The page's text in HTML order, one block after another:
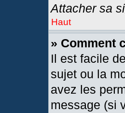
Attacher sa
Haut
» Comment
Il est facile
sujet ou la
avez les
message (si